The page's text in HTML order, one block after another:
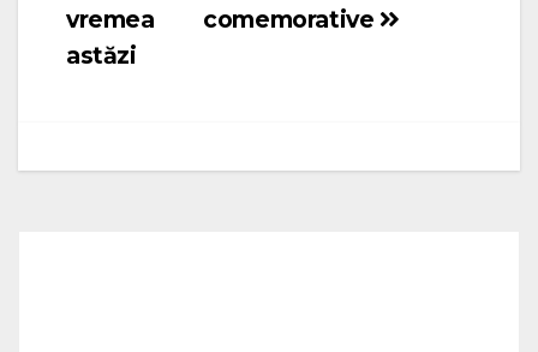
comemorative
vremea
astăzi